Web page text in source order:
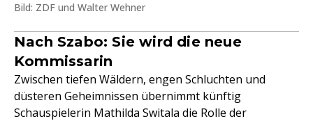
Bild: ZDF und Walter Wehner
Nach Szabo: Sie wird die neue
Kommissarin
Zwischen tiefen Wäldern, engen Schluchten und
düsteren Geheimnissen übernimmt künftig
Schauspielerin Mathilda Switala die Rolle der